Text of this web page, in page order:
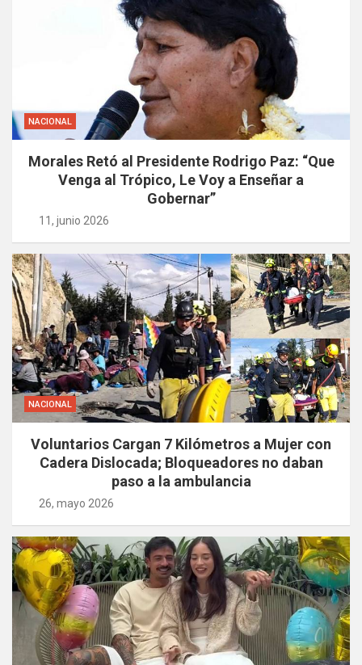
NACIONAL
Morales Retó al Presidente Rodrigo Paz: “Que
Venga al Trópico, Le Voy a Enseñar a
Gobernar”
11, junio 2026
NACIONAL
Voluntarios Cargan 7 Kilómetros a Mujer con
Cadera Dislocada; Bloqueadores no daban
paso a la ambulancia
26, mayo 2026